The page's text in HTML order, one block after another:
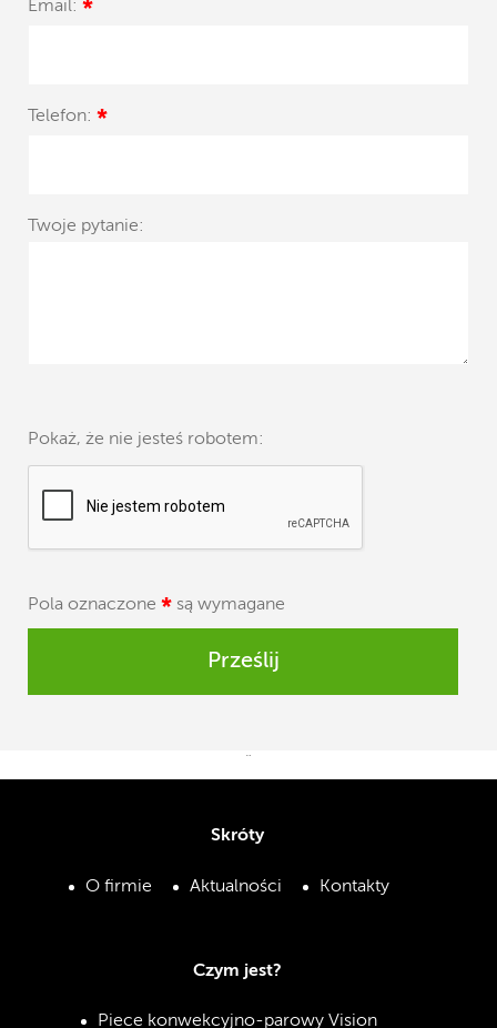
Email: *
Telefon: *
Twoje pytanie:
Pokaż, że nie jesteś robotem:
Pola oznaczone * są wymagane
Prześlij
Skróty
O firmie Aktualności Kontakty
Czym jest?
Piece konwekcyjno-parowy Vision